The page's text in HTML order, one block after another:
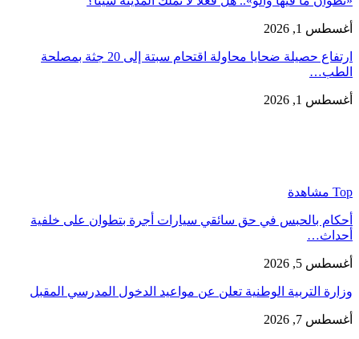
أغسطس 1, 2026
ارتفاع حصيلة ضحايا محاولة اقتحام سبتة إلى 20 جثة بمصلحة
الطب…
أغسطس 1, 2026
Top مشاهدة
أحكام بالحبس في حق سائقي سيارات أجرة بتطوان على خلفية
أحداث…
أغسطس 5, 2026
وزارة التربية الوطنية تعلن عن مواعيد الدخول المدرسي المقبل
أغسطس 7, 2026